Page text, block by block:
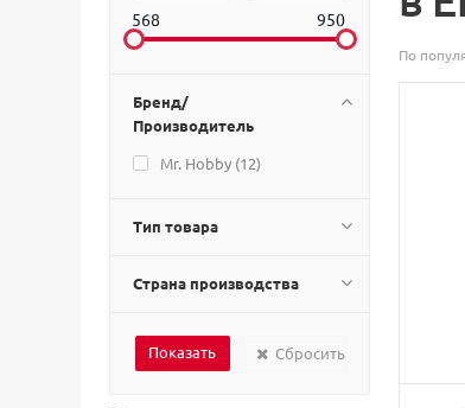
568 950
Бренд/
Производитель
Mr. Hobby (12)
Тип товара
Страна производства
Сбросить
По